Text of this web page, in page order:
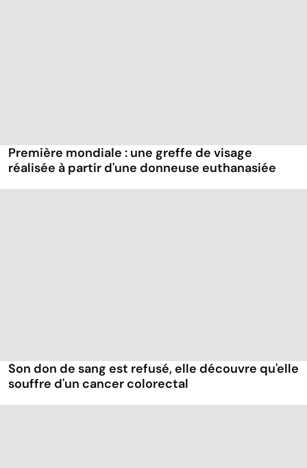
Première mondiale : une greffe de visage
réalisée à partir d'une donneuse euthanasiée
Son don de sang est refusé, elle découvre qu'elle
souffre d'un cancer colorectal